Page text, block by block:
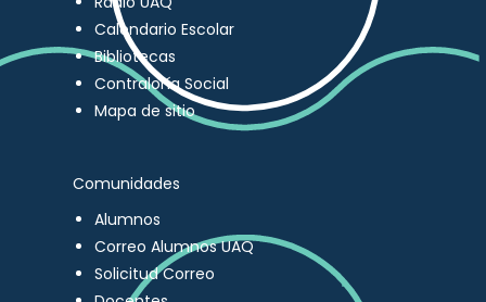
Calendario Escolar
Bibliotecas
Contraloría Social
Mapa de sitio
Comunidades
Alumnos
Correo Alumnos UAQ
Solicitud Correo